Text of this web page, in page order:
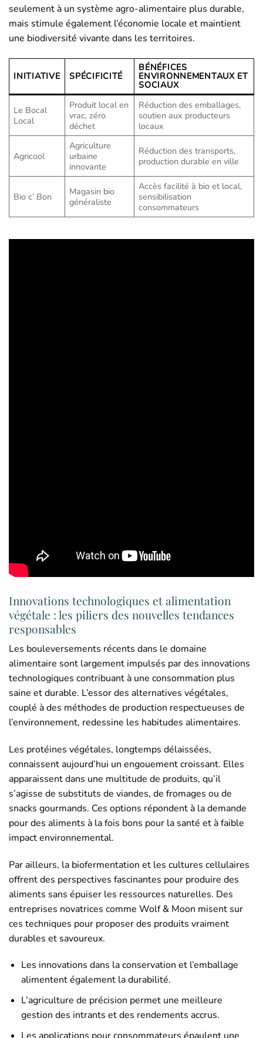
seulement à un système agro-alimentaire plus durable,
mais stimule également l’économie locale et maintient
une biodiversité vivante dans les territoires.
INITIATIVE SPÉCIFICITÉ
BÉNÉFICES
ENVIRONNEMENTAUX ET
SOCIAUX
Le Bocal
Local
Produit local en
vrac, zéro
déchet
Réduction des emballages,
soutien aux producteurs
locaux
Agricool
Agriculture
urbaine
innovante
Réduction des transports,
production durable en ville
Bio c’ Bon
Magasin bio
généraliste
Accès facilité à bio et local,
sensibilisation
consommateurs
Innovations technologiques et alimentation
végétale : les piliers des nouvelles tendances
responsables
Les bouleversements récents dans le domaine
alimentaire sont largement impulsés par des innovations
technologiques contribuant à une consommation plus
saine et durable. L’essor des alternatives végétales,
couplé à des méthodes de production respectueuses de
l’environnement, redessine les habitudes alimentaires.
Les protéines végétales, longtemps délaissées,
connaissent aujourd’hui un engouement croissant. Elles
apparaissent dans une multitude de produits, qu’il
s’agisse de substituts de viandes, de fromages ou de
snacks gourmands. Ces options répondent à la demande
pour des aliments à la fois bons pour la santé et à faible
impact environnemental.
Par ailleurs, la biofermentation et les cultures cellulaires
offrent des perspectives fascinantes pour produire des
aliments sans épuiser les ressources naturelles. Des
entreprises novatrices comme Wolf & Moon misent sur
ces techniques pour proposer des produits vraiment
durables et savoureux.
Les innovations dans la conservation et l’emballage
alimentent également la durabilité.
L’agriculture de précision permet une meilleure
gestion des intrants et des rendements accrus.
Les applications pour consommateurs épaulent une